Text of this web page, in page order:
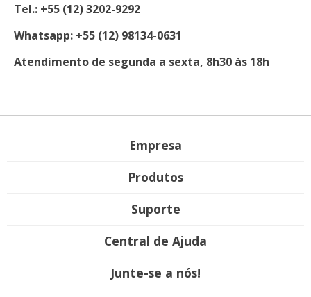
Tel.: +55 (12) 3202-9292
Whatsapp: +55 (12) 98134-0631
Atendimento de segunda a sexta, 8h30 às 18h
Empresa
Produtos
Suporte
Central de Ajuda
Junte-se a nós!